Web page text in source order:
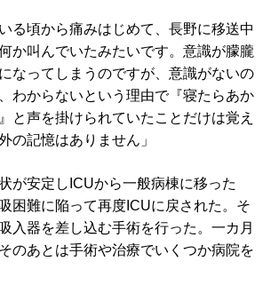
る頃から痛みはじめて、長野に移送中
か叫んでいたみたいです。意識が朦朧
なってしまうのですが、意識がないの
わからないという理由で『寝たらあか
と声を掛けられていたことだけは覚え
の記憶はありません」
が安定しICUから一般病棟に移った
困難に陥って再度ICUに戻された。そ
入器を差し込む手術を行った。一カ月
のあとは手術や治療でいくつか病院を